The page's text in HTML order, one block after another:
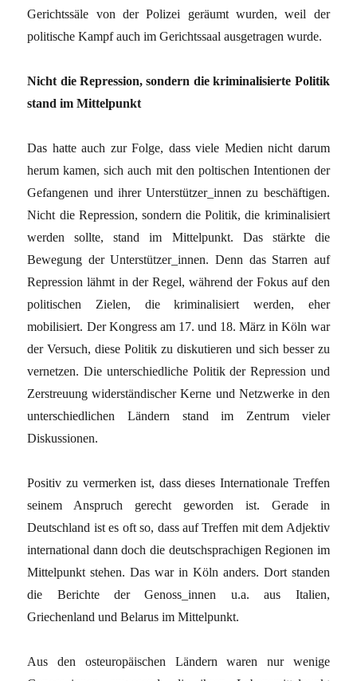
Gerichtssäle von der Polizei geräumt wurden, weil der
politische Kampf auch im Gerichtssaal ausgetragen wurde.
Nicht die Repression, sondern die kriminalisierte Politik
stand im Mittelpunkt
Das hatte auch zur Folge, dass viele Medien nicht darum
herum kamen, sich auch mit den poltischen Intentionen der
Gefangenen und ihrer Unterstützer_innen zu beschäftigen.
Nicht die Repression, sondern die Politik, die kriminalisiert
werden sollte, stand im Mittelpunkt. Das stärkte die
Bewegung der Unterstützer_innen. Denn das Starren auf
Repression lähmt in der Regel, während der Fokus auf den
politischen Zielen, die kriminalisiert werden, eher
mobilisiert. Der Kongress am 17. und 18. März in Köln war
der Versuch, diese Politik zu diskutieren und sich besser zu
vernetzen. Die unterschiedliche Politik der Repression und
Zerstreuung widerständischer Kerne und Netzwerke in den
unterschiedlichen Ländern stand im Zentrum vieler
Diskussionen.
Positiv zu vermerken ist, dass dieses Internationale Treffen
seinem Anspruch gerecht geworden ist. Gerade in
Deutschland ist es oft so, dass auf Treffen mit dem Adjektiv
international dann doch die deutschsprachigen Regionen im
Mittelpunkt stehen. Das war in Köln anders. Dort standen
die Berichte der Genoss_innen u.a. aus Italien,
Griechenland und Belarus im Mittelpunkt.
Aus den osteuropäischen Ländern waren nur wenige